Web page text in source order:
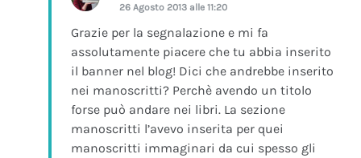
26 Agosto 2013 alle 11:20
Grazie per la segnalazione e mi fa
assolutamente piacere che tu abbia inserito
il banner nel blog! Dici che andrebbe inserito
nei manoscritti? Perchè avendo un titolo
forse può andare nei libri. La sezione
manoscritti l’avevo inserita per quei
manoscritti immaginari da cui spesso gli